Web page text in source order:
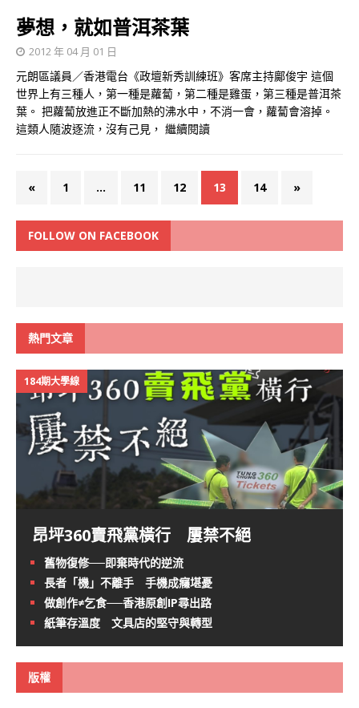
夢想，就如普洱茶葉
2012 年 04 月 01 日
元朗區議員／香港電台《政壇新秀訓練班》客席主持鄺俊宇 這個
世界上有三種人，第一種是蘿蔔，第二種是雞蛋，第三種是普洱茶
葉。 把蘿蔔放進正不斷加熱的沸水中，不消一會，蘿蔔會溶掉。
這類人隨波逐流，沒有己見， 繼續閱讀
« 1 ... 11 12 13 14 »
FOLLOW ON FACEBOOK
熱門文章
184期大學線
昂坪360賣飛黨橫行 屢禁不絕
舊物復修──即棄時代的逆流
長者「機」不離手 手機成癮堪憂
做創作≠乞食──香港原創IP尋出路
紙筆存溫度 文具店的堅守與轉型
版權